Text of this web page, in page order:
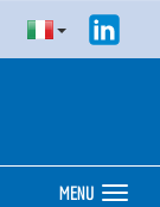
MENU